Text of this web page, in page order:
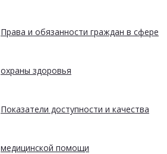
Права и обязанности граждан в сфере
охраны здоровья
Показатели доступности и качества
медицинской помощи